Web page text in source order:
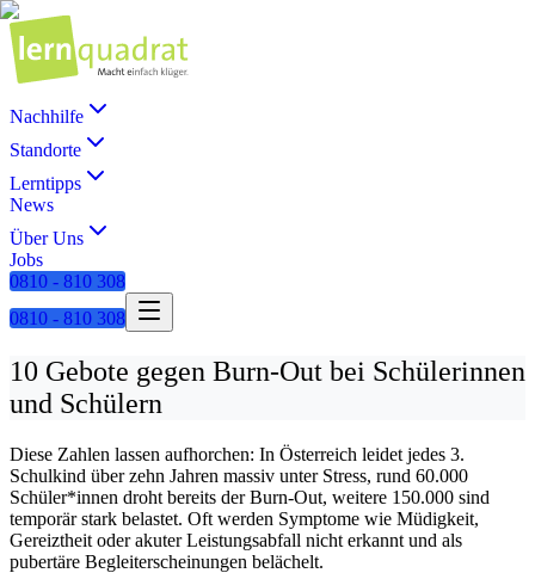
Nachhilfe
Standorte
Lerntipps
News
Über Uns
Jobs
0810 - 810 308
0810 - 810 308
10 Gebote gegen Burn-Out bei Schülerinnen
und Schülern
Diese Zahlen lassen aufhorchen: In Österreich leidet jedes 3.
Schulkind über zehn Jahren massiv unter Stress, rund 60.000
Schüler*innen droht bereits der Burn-Out, weitere 150.000 sind
temporär stark belastet. Oft werden Symptome wie Müdigkeit,
Gereiztheit oder akuter Leistungsabfall nicht erkannt und als
pubertäre Begleiterscheinungen belächelt.